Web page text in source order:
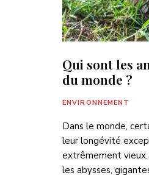
Qui sont les
du monde ?
ENVIRONNEMENT
Dans le monde,
leur longévité
extrêmement
les abysses,